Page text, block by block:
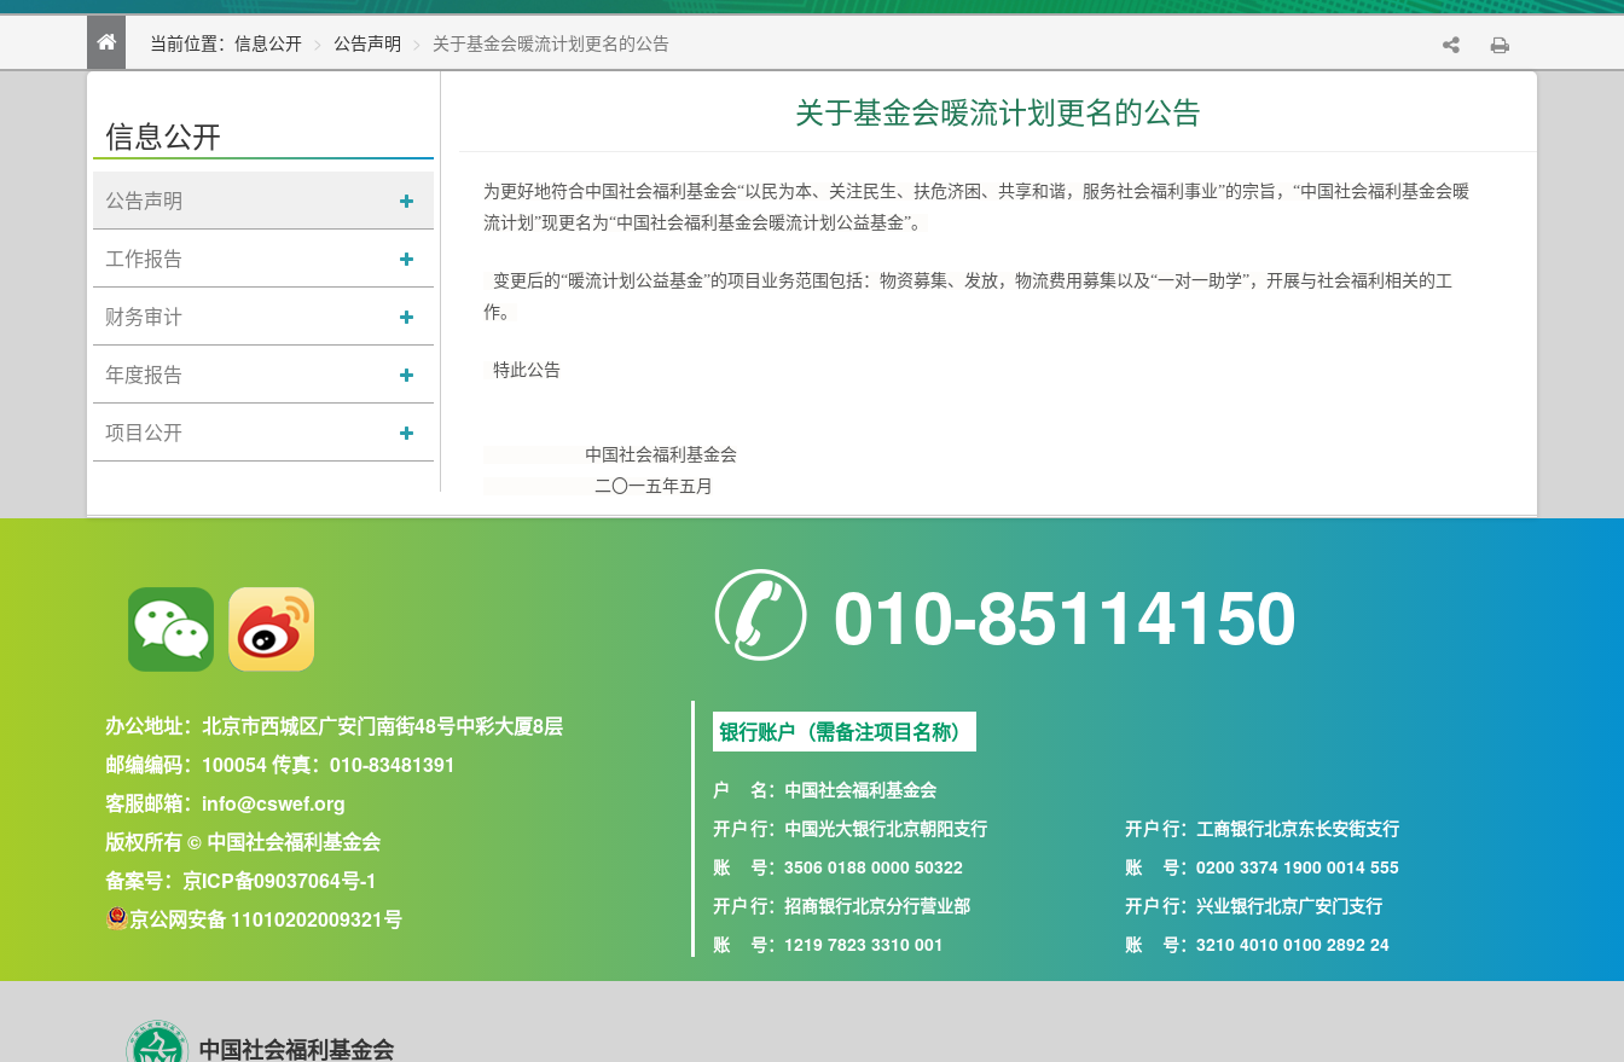
当前位置： 信息公开 公告声明 关于基金会暖流计划更名的公告
信息公开
公告声明
工作报告
财务审计
年度报告
项目公开
关于基金会暖流计划更名的公告
为更好地符合中国社会福利基金会“以民为本、关注民生、扶危济困、共享和谐，服务社会福利事业”的宗旨，“中国社会福利基金会暖
流计划”现更名为“中国社会福利基金会暖流计划公益基金”。
变更后的“暖流计划公益基金”的项目业务范围包括：物资募集、发放，物流费用募集以及“一对一助学”，开展与社会福利相关的工
作。
特此公告
中国社会福利基金会
二〇一五年五月
010-85114150
办公地址：北京市西城区广安门南街48号中彩大厦8层
邮编编码：100054 传真：010-83481391
客服邮箱：info@cswef.org
版权所有 © 中国社会福利基金会
备案号： 京ICP备09037064号-1
京公网安备 11010202009321号
银行账户（需备注项目名称）
户名：中国社会福利基金会
开户行：中国光大银行北京朝阳支行
账号：3506 0188 0000 50322
开户行：招商银行北京分行营业部
账号：1219 7823 3310 001
开户行：工商银行北京东长安街支行
账号：0200 3374 1900 0014 555
开户行：兴业银行北京广安门支行
账号：3210 4010 0100 2892 24
中国社会福利基金会